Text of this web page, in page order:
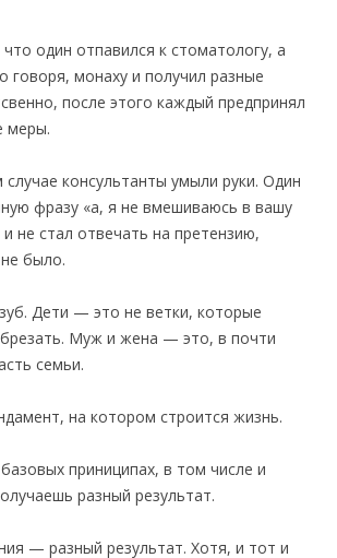
один отпавился к стоматологу, а
говоря, монаху и получил разные
после этого каждый предпринял
меры.
консультанты умыли руки. Один
фразу «а, я не вмешиваюсь в вашу
не стал отвечать на претензию,
было.
Дети — это не ветки, которые
Муж и жена — это, в почти
семьи.
на котором строится жизнь.
приниципах, в том числе и
разный результат.
— разный результат. Хотя, и тот и